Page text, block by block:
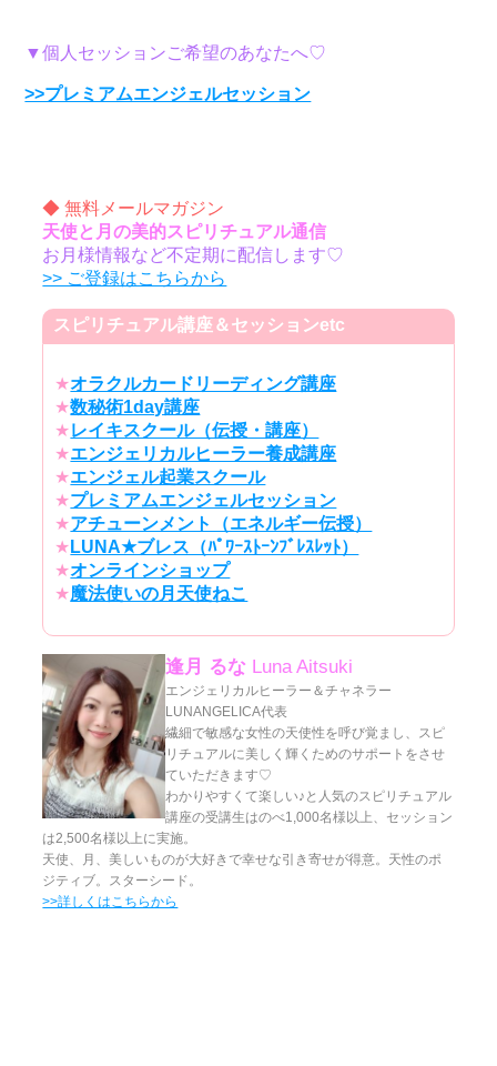
▼個人セッションご希望のあなたへ♡
>>プレミアムエンジェルセッション
◆ 無料メールマガジン
天使と月の美的スピリチュアル通信
お月様情報など不定期に配信します♡
>> ご登録はこちらから
スピリチュアル講座＆セッションetc
★オラクルカードリーディング講座
★数秘術1day講座
★レイキスクール（伝授・講座）
★エンジェリカルヒーラー養成講座
★エンジェル起業スクール
★プレミアムエンジェルセッション
★アチューンメント（エネルギー伝授）
★ LUNA★ブレス（ﾊﾟﾜｰｽﾄｰﾝﾌﾞﾚｽﾚｯﾄ）
★オンラインショップ
★魔法使いの月天使ねこ
逢月 るな Luna Aitsuki
エンジェリカルヒーラー＆チャネラー
LUNANGELICA代表
繊細で敏感な女性の天使性を呼び覚まし、スピ
リチュアルに美しく輝くためのサポートをさせ
ていただきます♡
わかりやすくて楽しい♪と人気のスピリチュアル
講座の受講生はのべ1,000名様以上、セッション
は2,500名様以上に実施。
天使、月、美しいものが大好きで幸せな引き寄せが得意。天性のポ
ジティブ。スターシード。
>>詳しくはこちらから